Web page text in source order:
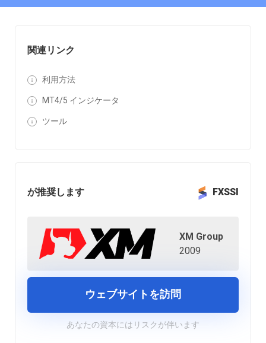
関連リンク
利用方法
MT4/5 インジケータ
ツール
が推奨します FXSSI
XM Group
2009
ウェブサイトを訪問
あなたの資本にはリスクが伴います